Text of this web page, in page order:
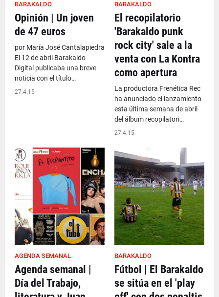
BARAKALDO
Opinión | Un joven
de 47 euros
por María José Cantalapiedra
El 12 de abril Barakaldo
Digital publicaba una breve
noticia con el título…
27.4.15
BARAKALDO
El recopilatorio
'Barakaldo punk
rock city' sale a la
venta con La Kontra
como apertura
La productora Frenética Rec
ha anunciado el lanzamiento
esta última semana de abril
del álbum recopilatori…
27.4.15
AGENDA SEMANAL
Agenda semanal |
Día del Trabajo,
BARAKALDO
Fútbol | El Barakaldo
se sitúa en el 'play